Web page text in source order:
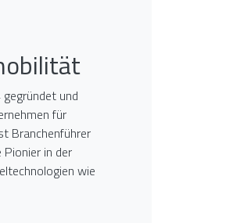
und
für
Branchenführer
in der
wie